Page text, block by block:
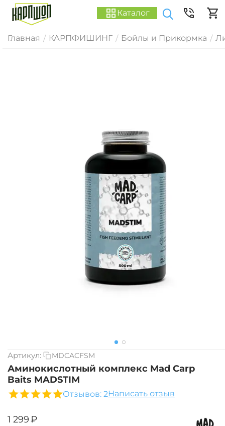
Каталог
Главная / КАРПФИШИНГ / Бойлы и Прикормка /
Артикул: MDCACFSM
Аминокислотный комплекс Mad Carp
Baits MADSTIM
Отзывов: 2Написать отзыв
‍1 299‍₽